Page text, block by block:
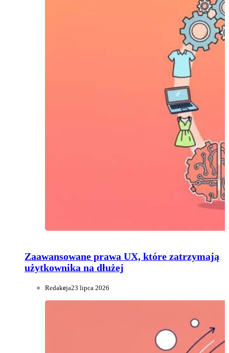
Zaawansowane prawa UX, które zatrzymają
użytkownika na dłużej
Redakcja23 lipca 2026